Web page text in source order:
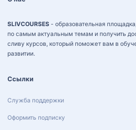
SLIVCOURSES - образовательная
по самым актуальным темам и получить
сливу курсов, который поможет вам в
развитии.
Ссылки
Служба поддержки
Оформить подписку